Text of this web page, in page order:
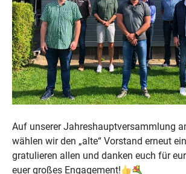
Auf unserer Jahreshauptversammlung
wählen wir den „alte“ Vorstand erneut
gratulieren allen und danken euch für
euer großes Engagement!